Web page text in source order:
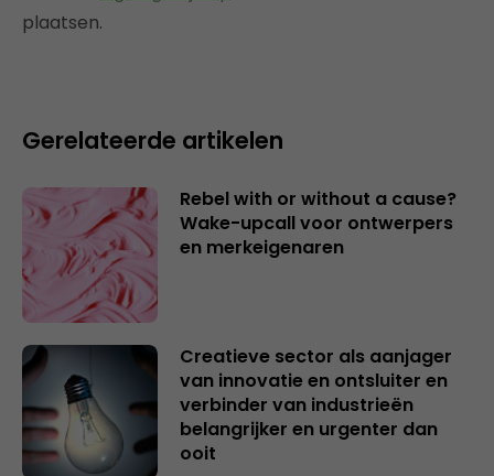
plaatsen.
Gerelateerde artikelen
Rebel with or without a cause?
Wake-upcall voor ontwerpers
en merkeigenaren
Creatieve sector als aanjager
van innovatie en ontsluiter en
verbinder van industrieën
belangrijker en urgenter dan
ooit